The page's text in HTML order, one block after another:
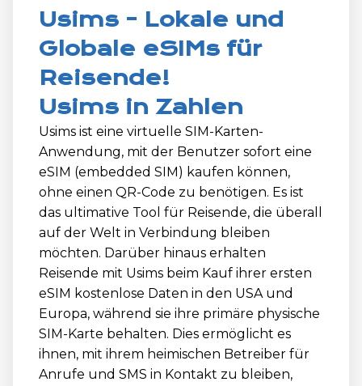
Usims - Lokale und
Globale eSIMs für
Reisende!
Usims in Zahlen
Usims ist eine virtuelle SIM-Karten-
Anwendung, mit der Benutzer sofort eine
eSIM (embedded SIM) kaufen können,
ohne einen QR-Code zu benötigen. Es ist
das ultimative Tool für Reisende, die überall
auf der Welt in Verbindung bleiben
möchten. Darüber hinaus erhalten
Reisende mit Usims beim Kauf ihrer ersten
eSIM kostenlose Daten in den USA und
Europa, während sie ihre primäre physische
SIM-Karte behalten. Dies ermöglicht es
ihnen, mit ihrem heimischen Betreiber für
Anrufe und SMS in Kontakt zu bleiben,